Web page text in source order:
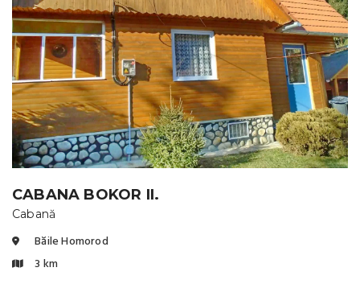
CABANA BOKOR II.
Cabană
Băile Homorod
3 km